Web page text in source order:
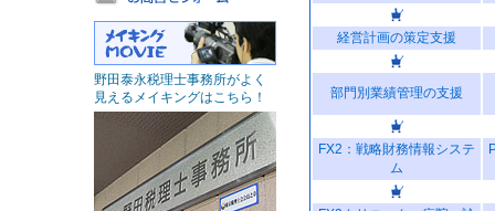
経営計画の策定支援
部門別業績管理の支援
FX2：戦略財務情報システ
ム
野田泰永税理士事務所がよく
見えるメイキングはこちら！